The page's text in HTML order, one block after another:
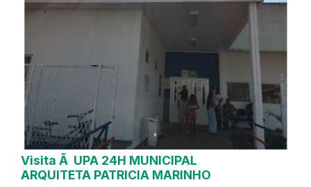
Visita Ã UPA 24H MUNICIPAL
ARQUITETA PATRICIA MARINHO